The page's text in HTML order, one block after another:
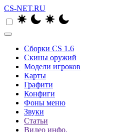
CS-NET.RU
Сборки CS 1.6
Скины оружий
Модели игроков
Карты
Графити
Конфиги
Фоны меню
Звуки
Статьи
Видео инфо.